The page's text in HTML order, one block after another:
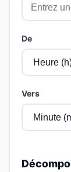
De
Vers